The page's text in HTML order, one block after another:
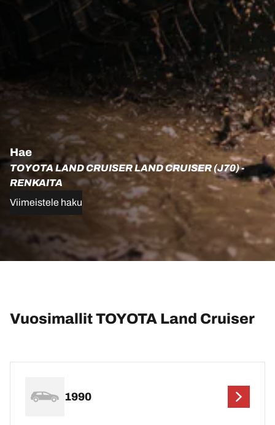
Hae
TOYOTA LAND CRUISER LAND CRUISER (J70) -
RENKAITA
Viimeistele haku
Vuosimallit TOYOTA Land Cruiser
1990